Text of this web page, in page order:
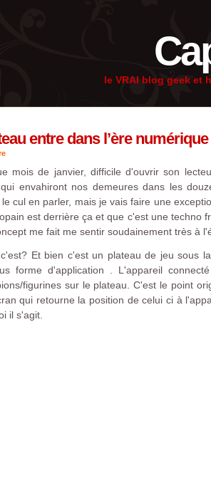
le VRAI blog geek et
entre dans l’ère numérique
mois de janvier, difficile d'ouvrir son
envahiront nos demeures dans les
cul en parler, mais je vais faire une
est derrière ça et que c'est une
me fait me sentir soudainement très à
Et bien c'est un plateau de jeu sous
forme d'application . L'appareil
figurines sur le plateau. C'est le point
qui retourne la position de celui ci à
il s'agit.